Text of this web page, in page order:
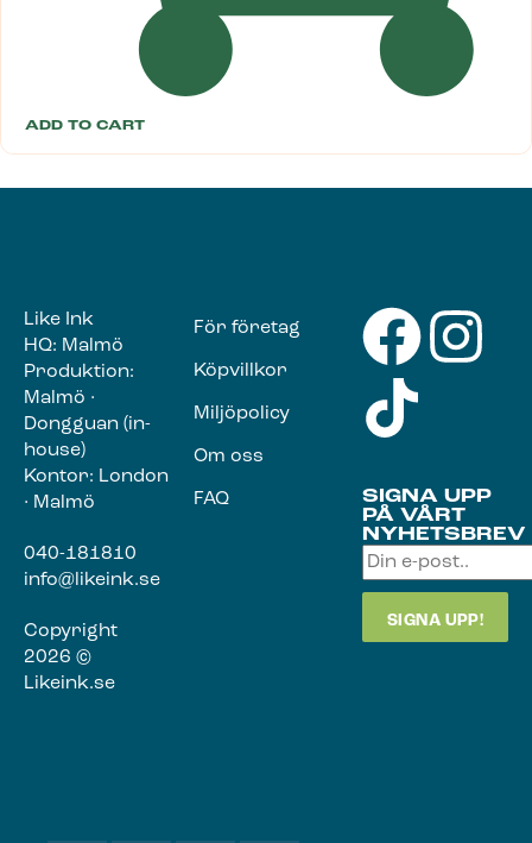
ADD TO CART
Like Ink
HQ: Malmö
Produktion:
Malmö ·
Dongguan (in-
house)
Kontor: London
· Malmö
040-181810
info@likeink.se
Copyright
2026 ©
Likeink.se
För företag
Köpvillkor
Miljöpolicy
Om oss
FAQ
SIGNA UPP
PÅ VÅRT
NYHETSBREV